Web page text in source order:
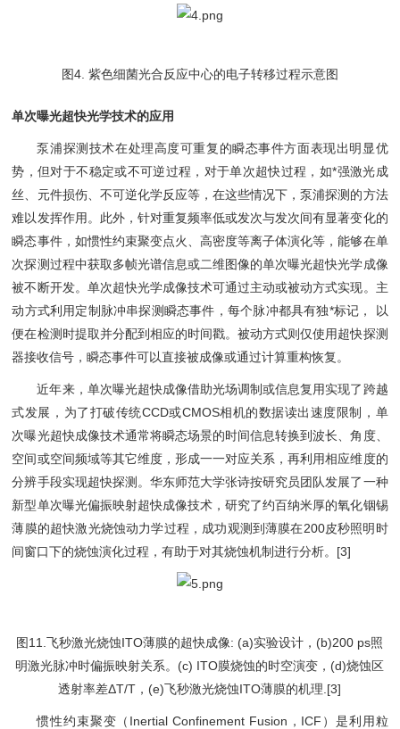
图4. 紫色细菌光合反应中心的电子转移过程示意图
单次曝光超快光学技术的应用
泵浦探测技术在处理高度可重复的瞬态事件方面表现出明显优
势，但对于不稳定或不可逆过程，对于单次超快过程，如*强激光成
丝、元件损伤、不可逆化学反应等，在这些情况下，泵浦探测的方法
难以发挥作用。此外，针对重复频率低或发次与发次间有显著变化的
瞬态事件，如惯性约束聚变点火、高密度等离子体演化等，能够在单
次探测过程中获取多帧光谱信息或二维图像的单次曝光超快光学成像
被不断开发。单次超快光学成像技术可通过主动或被动方式实现。主
动方式利用定制脉冲串探测瞬态事件，每个脉冲都具有独*标记， 以
便在检测时提取并分配到相应的时间戳。被动方式则仅使用超快探测
器接收信号，瞬态事件可以直接被成像或通过计算重构恢复。
近年来，单次曝光超快成像借助光场调制或信息复用实现了跨越
式发展，为了打破传统CCD或CMOS相机的数据读出速度限制，单
次曝光超快成像技术通常将瞬态场景的时间信息转换到波长、角度、
空间或空间频域等其它维度，形成一一对应关系，再利用相应维度的
分辨手段实现超快探测。华东师范大学张诗按研究员团队发展了一种
新型单次曝光偏振映射超快成像技术，研究了约百纳米厚的氧化铟锡
薄膜的超快激光烧蚀动力学过程，成功观测到薄膜在200皮秒照明时
间窗口下的烧蚀演化过程，有助于对其烧蚀机制进行分析。[3]
图11.飞秒激光烧蚀ITO薄膜的超快成像: (a)实验设计，(b)200 ps照
明激光脉冲时偏振映射关系。(c) ITO膜烧蚀的时空演变，(d)烧蚀区
透射率差ΔT/T，(e)飞秒激光烧蚀ITO薄膜的机理.[3]
惯性约束聚变（Inertial Confinement Fusion，ICF）是利用粒